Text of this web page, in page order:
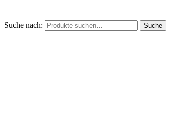
Suche nach: Suche